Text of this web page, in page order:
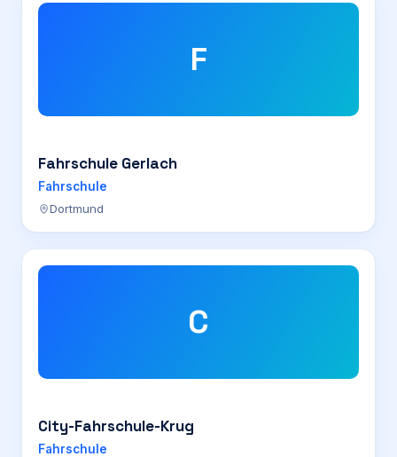
F
Fahrschule Gerlach
Fahrschule
Dortmund
C
City-Fahrschule-Krug
Fahrschule